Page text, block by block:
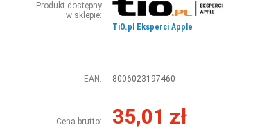
Produkt dostępny
w sklepie:
TiO.pl Eksperci Apple
EAN: 8006023197460
Cena brutto: 35,01 zł